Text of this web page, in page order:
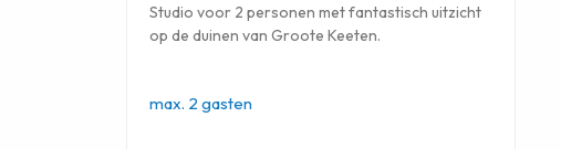
Studio voor 2 personen met fantastisch uitzicht
op de duinen van Groote Keeten.
max. 2 gasten